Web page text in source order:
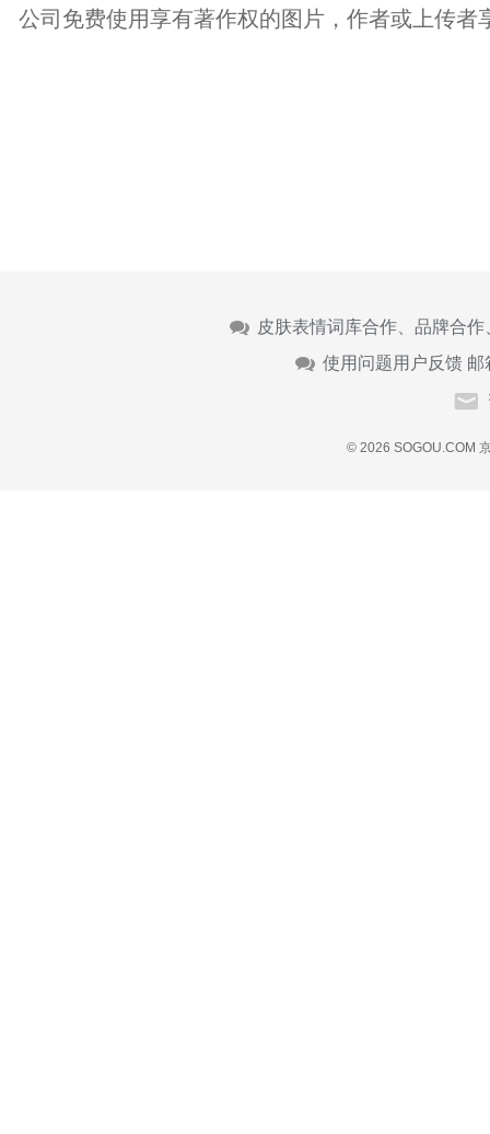
公司免费使用享有著作权的图片，作者或上传者
皮肤表情词库合作、品牌合
使用问题用户反馈 邮
© 2026 SOGOU.COM